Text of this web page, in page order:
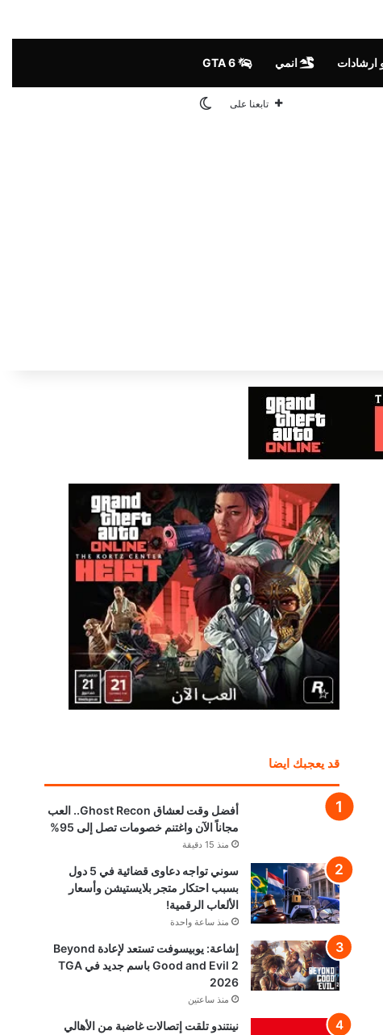
ارشادات انمي
تابعنا على الوضع المظلم
قد يعجبك ايضا
أفضل وقت لعشاق Ghost Recon.. العب
مجاناً الآن واغتنم خصومات تصل إلى 95%
منذ 15 دقيقة
سوني تواجه دعاوى قضائية في 5 دول
بسبب احتكار متجر بلايستيشن وأسعار
الألعاب الرقمية!
منذ ساعة واحدة
إشاعة: يوبيسوفت تستعد لإعادة Beyond
Good and Evil 2 باسم جديد في TGA
2026
منذ ساعتين
نينتندو تلقت إتصالات غاضبة من الأهالي